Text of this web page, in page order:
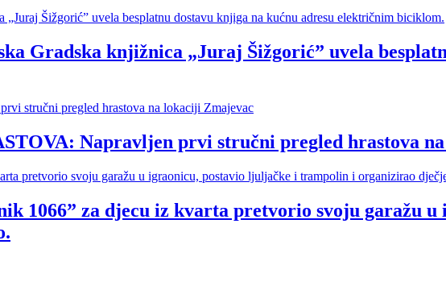
Gradska knjižnica „Juraj Šižgorić” uvela
Napravljen prvi stručni pregled hrastova
1066” za djecu iz kvarta pretvorio svoju garažu